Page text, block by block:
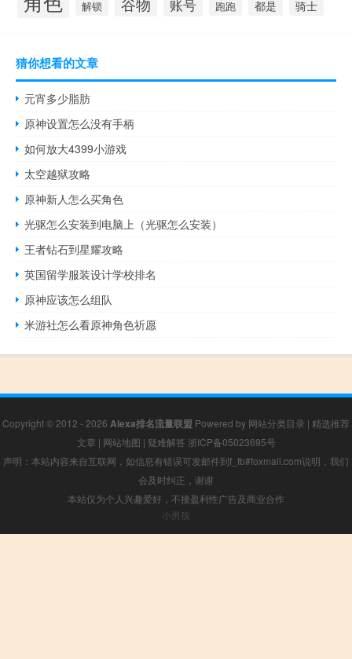
解锁 账号 跑跑 都是 骑士
猜你想看的文章
元宵多少脂肪
原神设置怎么没有手柄
如何放大4399小游戏
太空越狱攻略
原神新人怎么买角色
光驱怎么安装到电脑上（光驱怎么安装）
王者钻石到星耀攻略
英国留学服装设计学校排名
原神应该怎么组队
米游社怎么看原神角色祈愿
Copyright © 2012 - 2026 Alexa排名流量联盟 Powered by 网站分类目录 | 精选推荐
文章 | 网站地图 | 疑难解答 浙ICP备05023695号
声明：本站内容来自互联网，如信息有错误可发邮件到f_fb#foxmail.com说明，我们
会及时纠正，谢谢
本站仅为个人兴趣爱好，不接盈利性广告及商业合作
小男孩